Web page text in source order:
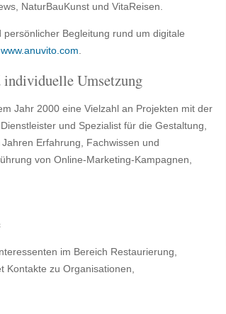
NaturBauKunst und VitaReisen.
Begleitung rund um digitale
www.anuvito.com
Umsetzung
Jahr 2000 eine Vielzahl an Projekten mit der
und Spezialist für die Gestaltung,
Erfahrung, Fachwissen und
von Online-Marketing-Kampagnen,
im Bereich Restaurierung,
Kontakte zu Organisationen,